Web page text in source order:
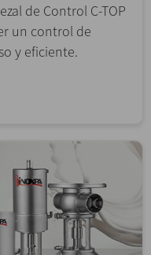
de Control C-TOP
un control de
y eficiente.